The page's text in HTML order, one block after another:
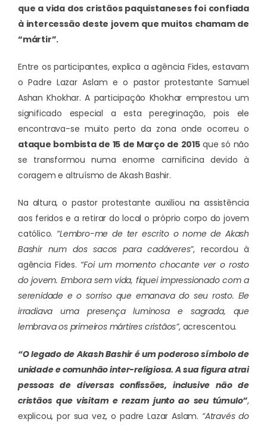
que a vida dos cristãos paquistaneses foi confiada
à intercessão deste jovem que muitos chamam de
“mártir”.
Entre os participantes, explica a agência Fides, estavam
o Padre Lazar Aslam e o pastor protestante Samuel
Ashan Khokhar. A participação Khokhar emprestou um
significado especial a esta peregrinação, pois ele
encontrava-se muito perto da zona onde ocorreu o
ataque bombista de 15 de Março de 2015que só não
se transformou numa enorme carnificina devido à
coragem e altruísmo de Akash Bashir.
Na altura, o pastor protestante auxiliou na assistência
aos feridos e a retirar do local o próprio corpo do jovem
católico. “Lembro-me de ter escrito o nome de Akash
Bashir num dos sacos para cadáveres”, recordou à
agência Fides. “Foi um momento chocante ver o rosto
do jovem. Embora sem vida, fiquei impressionado com a
serenidade e o sorriso que emanava do seu rosto. Ele
irradiava uma presença luminosa e sagrada, que
lembrava os primeiros mártires cristãos”, acrescentou.
“O legado de Akash Bashir é um poderoso símbolo de
unidade e comunhão inter-religiosa. A sua figura atrai
pessoas de diversas confissões, inclusive não de
cristãos que visitam e rezam junto ao seu túmulo”,
explicou, por sua vez, o padre Lazar Aslam. “Através do